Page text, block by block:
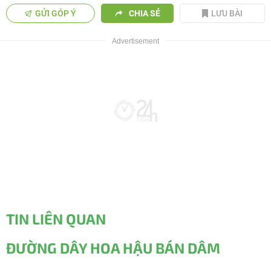
GỬI GÓP Ý CHIA SẺ LƯU BÀI
TIN LIÊN QUAN
ĐƯỜNG DÂY HOA HẬU BÁN DÂM